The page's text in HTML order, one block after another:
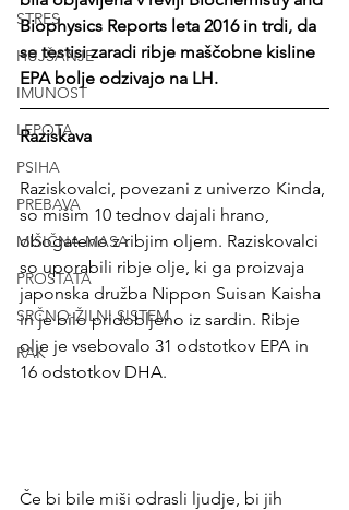
STRES
HUJŠANJE
IMUNOST
LEPOTA
PSIHA
PREBAVA
MIŠIČNA MASA
PROSTATA
SRČNO-ŽILNI SISTEM
RAK
Biophysics Reports leta 2016 in trdi, da
se testisi zaradi ribje maščobne kisline
EPA bolje odzivajo na LH.
Raziskava
Raziskovalci, povezani z univerzo Kinda,
so mišim 10 tednov dajali hrano,
obogateno z ribjim oljem. Raziskovalci
so uporabili ribje olje, ki ga proizvaja
japonska družba Nippon Suisan Kaisha
in je bilo pridobljeno iz sardin. Ribje
olje je vsebovalo 31 odstotkov EPA in
16 odstotkov DHA.
Če bi bile miši odrasli ljudje, bi jih